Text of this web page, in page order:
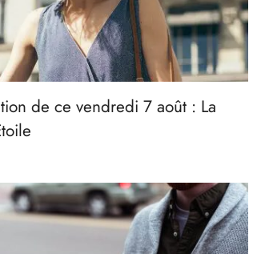
de ce vendredi 7 août : La